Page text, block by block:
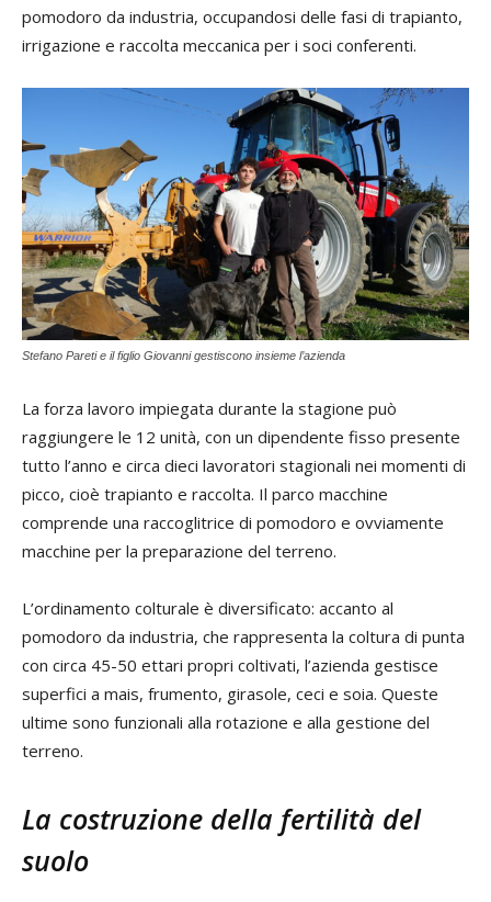
pomodoro da industria, occupandosi delle fasi di trapianto,
irrigazione e raccolta meccanica per i soci conferenti.
Stefano Pareti e il figlio Giovanni gestiscono insieme l’azienda
La forza lavoro impiegata durante la stagione può
raggiungere le 12 unità, con un dipendente fisso presente
tutto l’anno e circa dieci lavoratori stagionali nei momenti di
picco, cioè trapianto e raccolta. Il parco macchine
comprende una raccoglitrice di pomodoro e ovviamente
macchine per la preparazione del terreno.
L’ordinamento colturale è diversificato: accanto al
pomodoro da industria, che rappresenta la coltura di punta
con circa 45-50 ettari propri coltivati, l’azienda gestisce
superfici a mais, frumento, girasole, ceci e soia. Queste
ultime sono funzionali alla rotazione e alla gestione del
terreno.
La costruzione della fertilità del
suolo